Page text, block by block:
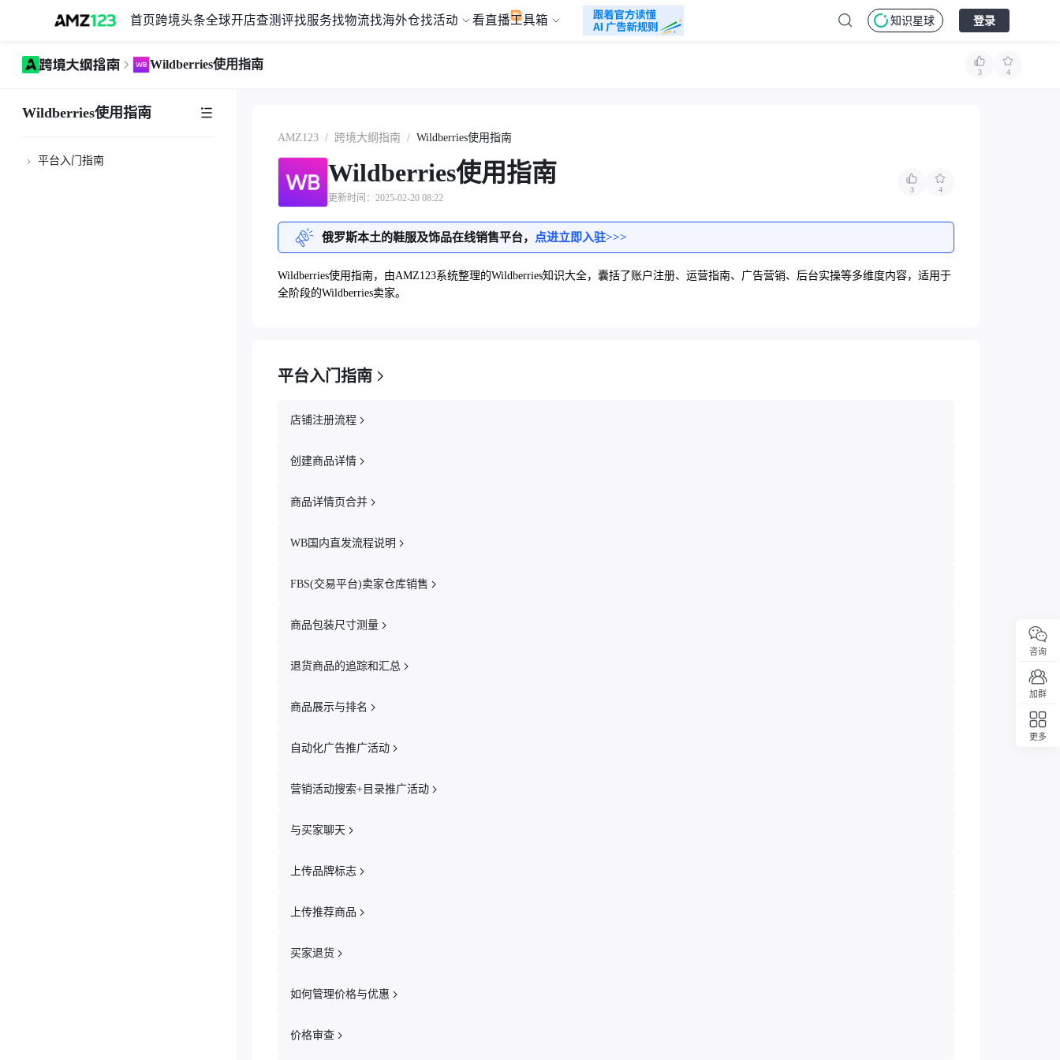
首页 跨境头条全球开店查测评找服务找物流找海外仓找活动 看直播工具箱 知识星球 登录
Wildberries使用指南
3 4
Wildberries使用指南
平台入门指南
AMZ123 / 跨境大纲指南 / Wildberries使用指南
Wildberries使用指南
更新时间：2025-02-20 08:22
3 4
俄罗斯本土的鞋服及饰品在线销售平台， 点进立即入驻>>>
Wildberries使用指南，由AMZ123系统整理的Wildberries知识大全，囊括了账户注册、运营指南、广告营销、后台实操等多维度内容，适用于
全阶段的Wildberries卖家。
平台入门指南
店铺注册流程
创建商品详情
商品详情页合并
WB国内直发流程说明
FBS(交易平台)卖家仓库销售
商品包装尺寸测量
退货商品的追踪和汇总
商品展示与排名
自动化广告推广活动
营销活动搜索+目录推广活动
与买家聊天
上传品牌标志
上传推荐商品
买家退货
如何管理价格与优惠
价格审查
咨询
加群
更多